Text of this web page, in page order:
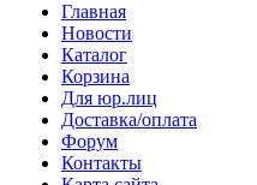
Главная
Новости
Каталог
Корзина
Для юр.лиц
Доставка/оплата
Форум
Контакты